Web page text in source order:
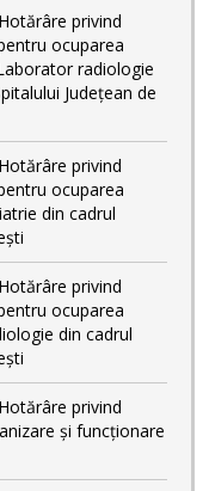
privind
ocuparea
radiologie
Județean de
privind
ocuparea
din cadrul
privind
ocuparea
din cadrul
privind
și funcționare